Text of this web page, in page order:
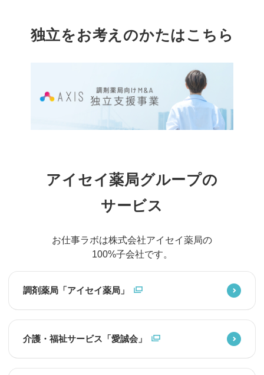
独立をお考えのかたはこちら
アイセイ薬局グループの
サービス
お仕事ラボは株式会社アイセイ薬局の
100%子会社です。
調剤薬局「アイセイ薬局」
介護・福祉サービス「愛誠会」